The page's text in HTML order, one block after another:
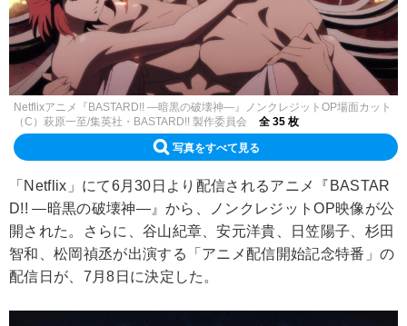
Netflixアニメ『BASTARD!! ―暗黒の破壊神―』ノンクレジットOP場面カット
（C）萩原一至/集英社・BASTARD!! 製作委員会
全 35 枚
写真をすべて見る
「Netflix」にて6月30日より配信されるアニメ『BASTAR
D!! ―暗黒の破壊神―』から、ノンクレジットOP映像が公
開された。さらに、谷山紀章、安元洋貴、日笠陽子、杉田
智和、松岡禎丞が出演する「アニメ配信開始記念特番」の
配信日が、7月8日に決定した。